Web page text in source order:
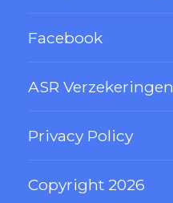
Facebook
ASR Verzekeringen
Privacy Policy
Copyright 2026